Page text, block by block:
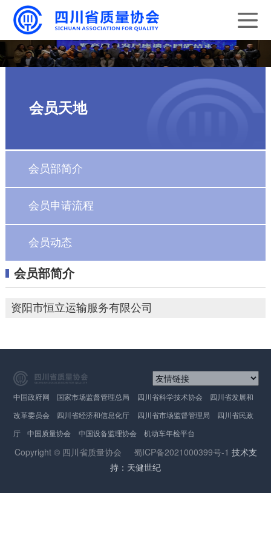
会员天地
会员部简介
会员申请流程
会员动态
会员部简介
资阳市恒立运输服务有限公司
中国政府网 国家市场监督管理总局 四川省科学技术协会 四川省发展和
改革委员会 四川省经济和信息化厅 四川省市场监督管理局 四川省民政
厅 中国质量协会 中国设备监理协会 机动车年检平台
Copyright © 四川省质量协会 蜀ICP备2021000399号-1 技术支
持：天健世纪